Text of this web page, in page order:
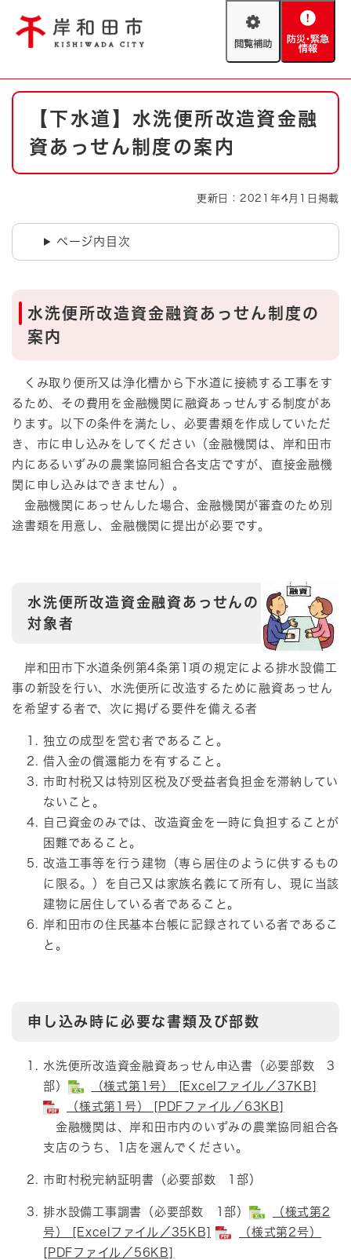
閲
助
防
緊
情
やさしい日本語
防災・緊急情報 救急・消防
ハザードマップ AED設置箇所
本
【下水道】水洗便所改造資金融
資あっせん制度の案内
更新日：2021年4月1日掲載
ページ内目次
水洗便所改造資金融資あっせん制度の
案内
くみ取り便所又は浄化槽から下水道に接続する工事をす
るため、その費用を金融機関に融資あっせんする制度があ
ります。以下の条件を満たし、必要書類を作成していただ
き、市に申し込みをしてください（金融機関は、岸和田市
内にあるいずみの農業協同組合各支店ですが、直接金融機
関に申し込みはできません）。
金融機関にあっせんした場合、金融機関が審査のため別
途書類を用意し、金融機関に提出が必要です。
水洗便所改造資金融資あっせんの
対象者
岸和田市下水道条例第4条第1項の規定による排水設備工
事の新設を行い、水洗便所に改造するために融資あっせん
を希望する者で、次に掲げる要件を備える者
独立の成型を営む者であること。
借入金の償還能力を有すること。
市町村税又は特別区税及び受益者負担金を滞納してい
ないこと。
自己資金のみでは、改造資金を一時に負担することが
困難であること。
改造工事等を行う建物（専ら居住のように供するもの
に限る。）を自己又は家族名義にて所有し、現に当該
建物に居住している者であること。
岸和田市の住民基本台帳に記録されている者であるこ
と。
申し込み時に必要な書類及び部数
水洗便所改造資金融資あっせん申込書（必要部数 3
部）
（様式第1号） [Excelファイル／37KB]
（様式第1号） [PDFファイル／63KB]
金融機関は、岸和田市内のいずみの農業協同組合各
支店のうち、1店を選んでください。
市町村税完納証明書（必要部数 1部）
排水設備工事調書（必要部数 1部）
（様式第2
号） [Excelファイル／35KB]
（様式第2号）
[PDFファイル／56KB]